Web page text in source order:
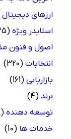
ارزهای دیجیتال (21)
اسلایدر ویژه (35)
اصول و فنون مذاکره
انتخابات (320)
بازاریابی (161)
(4)
توسعه دهنده (8)
خدمات ها (10)